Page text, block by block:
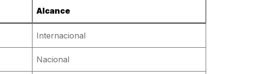
Alcance
Internacional
Nacional